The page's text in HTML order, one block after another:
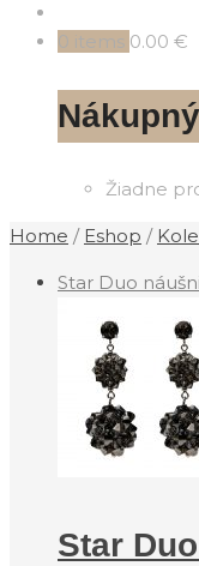
0 items 0.00 €
Žiadne
Home / Eshop /
Star Duo
Star